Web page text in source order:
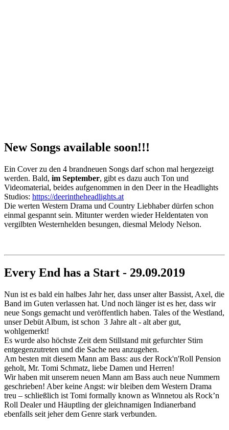
New Songs available soon!!!
Ein Cover zu den 4 brandneuen Songs darf schon mal hergezeigt
werden. Bald, im September, gibt es dazu auch Ton und
Videomaterial, beides aufgenommen in den Deer in the Headlights
Studios: https://deerintheheadlights.at
Die werten Western Drama und Country Liebhaber dürfen schon
einmal gespannt sein. Mitunter werden wieder Heldentaten von
vergilbten Westernhelden besungen, diesmal Melody Nelson.
Every End has a Start - 29.09.2019
Nun ist es bald ein halbes Jahr her, dass unser alter Bassist, Axel, die
Band im Guten verlassen hat. Und noch länger ist es her, dass wir
neue Songs gemacht und veröffentlich haben. Tales of the Westland,
unser Debüt Album, ist schon 3 Jahre alt - alt aber gut,
wohlgemerkt!
Es wurde also höchste Zeit dem Stillstand mit gefurchter Stirn
entgegenzutreten und die Sache neu anzugehen.
Am besten mit diesem Mann am Bass: aus der Rock'n'Roll Pension
geholt, Mr. Tomi Schmatz, liebe Damen und Herren!
Wir haben mit unserem neuen Mann am Bass auch neue Nummern
geschrieben! Aber keine Angst: wir bleiben dem Western Drama
treu – schließlich ist Tomi formally known as Winnetou als Rock’n
Roll Dealer und Häuptling der gleichnamigen Indianerband
ebenfalls seit jeher dem Genre stark verbunden.